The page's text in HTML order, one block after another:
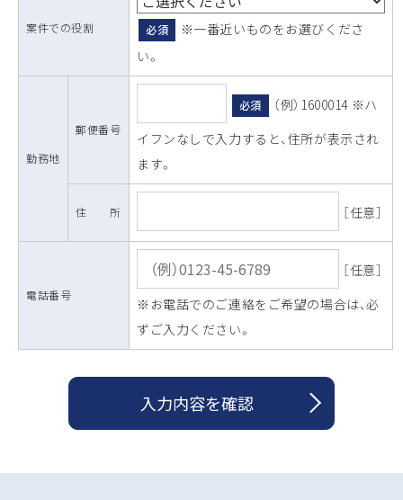
案件での役割 必須
※一番近いものをお選びくださ
い。
勤務地
郵便番号
必須
（例）1600014 ※ハ
イフンなしで入力すると、住所が表示され
ます。
住 所 ［任意］
電話番号
［任意］
※お電話でのご連絡をご希望の場合は、必
ずご入力ください。
入力内容を確認